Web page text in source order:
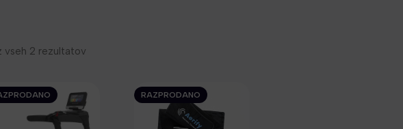
vseh 2 rezultatov
RAZPRODANO